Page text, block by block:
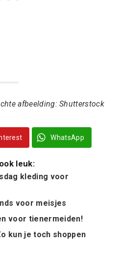
afbeelding: Shutterstock
WhatsApp
leuk:
kleding voor
voor meisjes
voor tienermeiden!
kun je toch shoppen